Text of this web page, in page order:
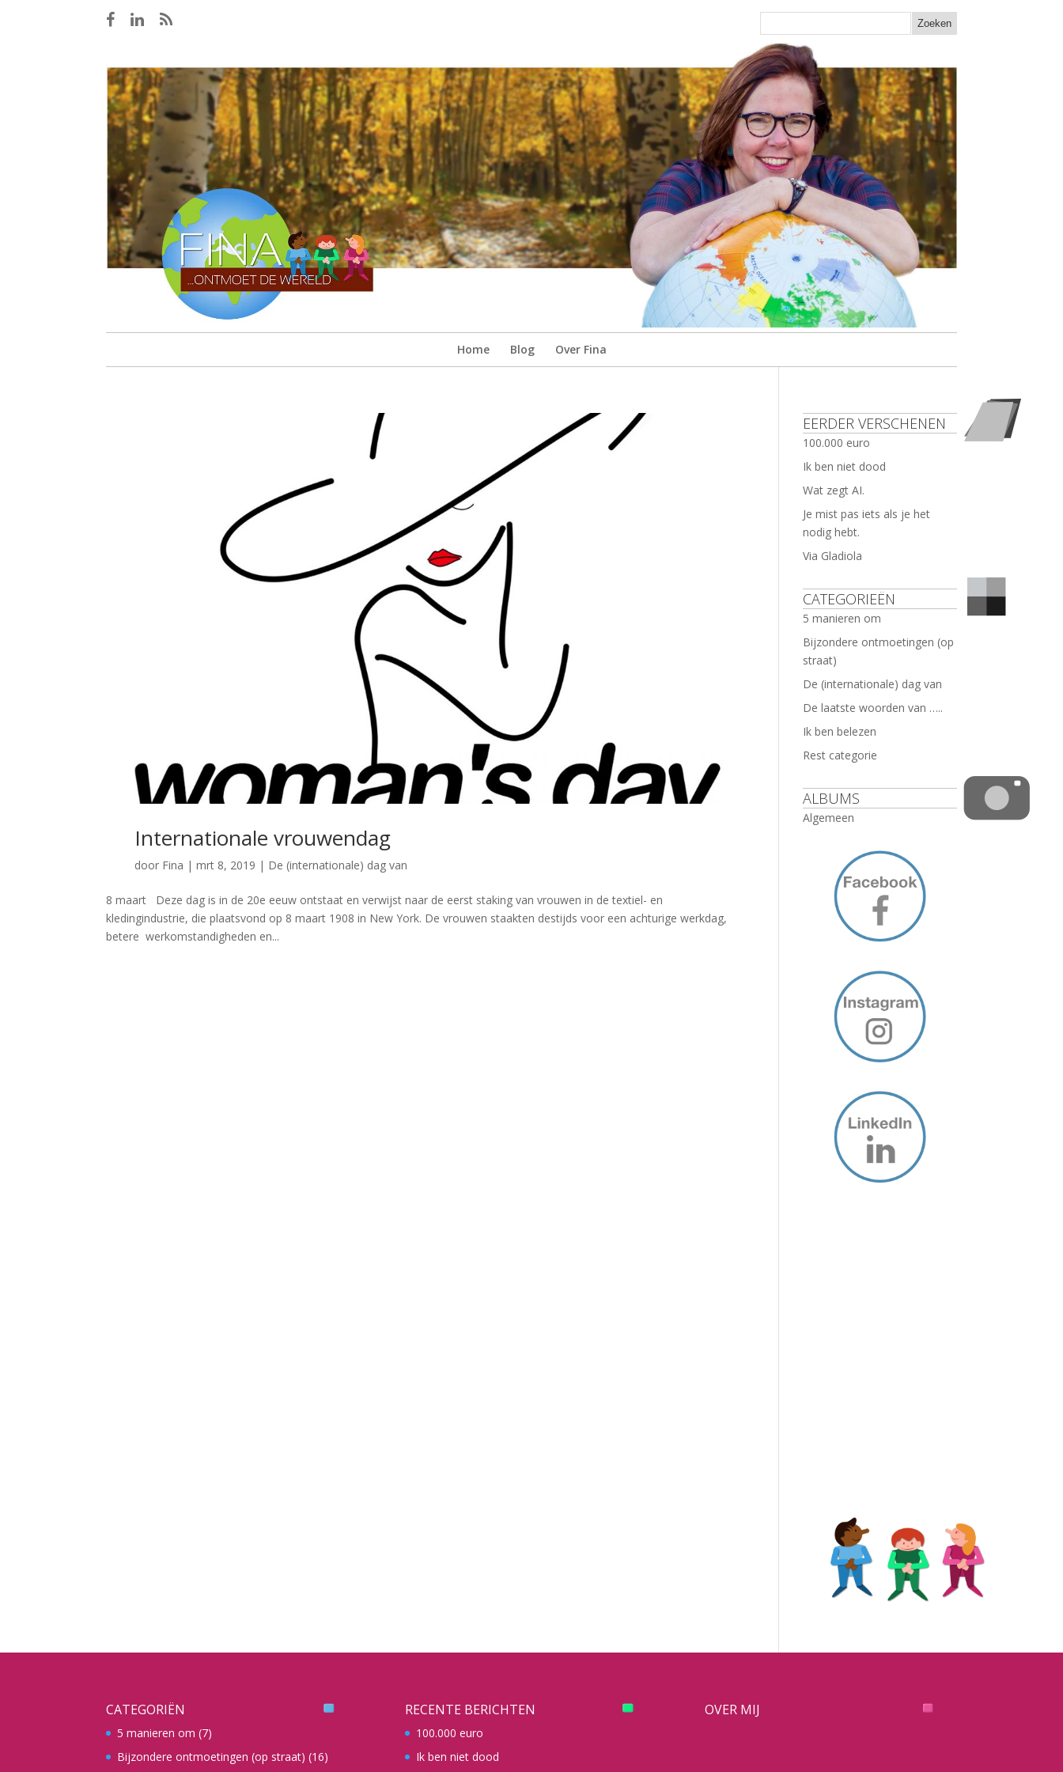
Home Blog Over Fina
Internationale vrouwendag
door Fina |mrt 8, 2019 | De (internationale) dag van
8 maart Deze dag is in de 20e eeuw ontstaat en verwijst naar de eerst staking van vrouwen in de textiel- en
kledingindustrie, die plaatsvond op 8 maart 1908 in New York. De vrouwen staakten destijds voor een achturige werkdag,
betere werkomstandigheden en...
EERDER VERSCHENEN
100.000 euro
Ik ben niet dood
Wat zegt AI.
Je mist pas iets als je het
nodig hebt.
Via Gladiola
CATEGORIEËN
5 manieren om
Bijzondere ontmoetingen (op
straat)
De (internationale) dag van
De laatste woorden van …..
Ik ben belezen
Rest categorie
ALBUMS
Algemeen
CATEGORIËN
5 manieren om (7)
Bijzondere ontmoetingen (op straat) (16)
RECENTE BERICHTEN
100.000 euro
Ik ben niet dood
OVER MIJ